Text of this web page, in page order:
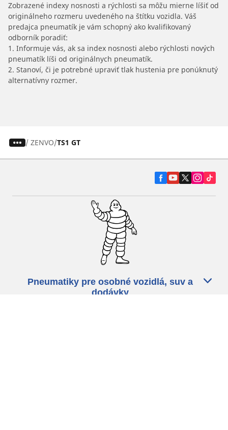
Zobrazené indexy nosnosti a rýchlosti sa môžu mierne líšiť od
originálneho rozmeru uvedeného na štítku vozidla. Váš
predajca pneumatík je vám schopný ako kvalifikovaný
odborník poradiť:
1. Informuje vás, ak sa index nosnosti alebo rýchlosti nových
pneumatík líši od originálnych pneumatík.
2. Stanoví, či je potrebné upraviť tlak hustenia pre ponúknutý
alternatívny rozmer.
/ ZENVO TS1 GT
Pneumatiky pre osobné vozidlá, suv a
dodávky